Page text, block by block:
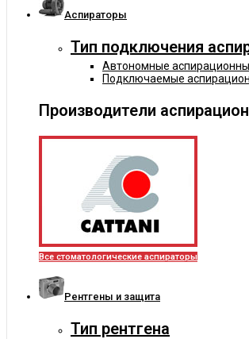
Аспираторы
Тип подключения
Автономные
Подключаемые
Производители
Все стоматологические аспираторы
Рентгены и защита
Тип рентгена